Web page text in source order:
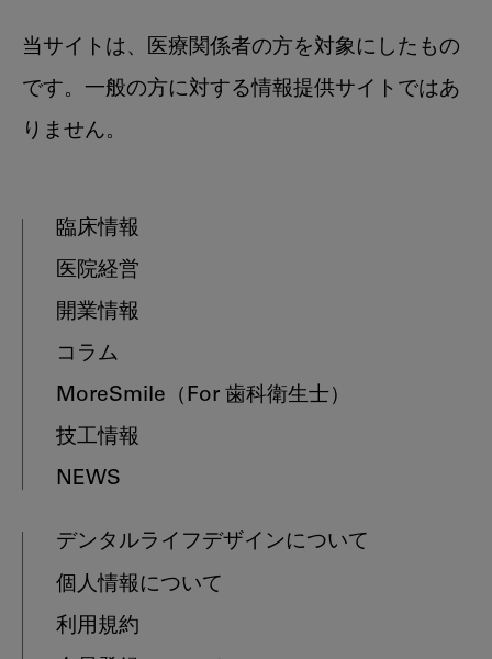
当サイトは、医療関係者の方を対象にしたもの
です。一般の方に対する情報提供サイトではあ
りません。
臨床情報
医院経営
開業情報
コラム
MoreSmile （For 歯科衛生士）
技工情報
NEWS
デンタルライフデザインについて
個人情報について
利用規約